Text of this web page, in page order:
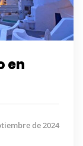
en
de 2024